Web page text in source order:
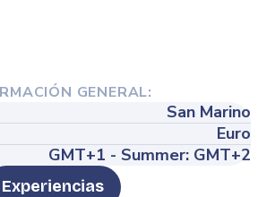
GENERAL:
San Marino
Euro
GMT+1 - Summer: GMT+2
Experiencias